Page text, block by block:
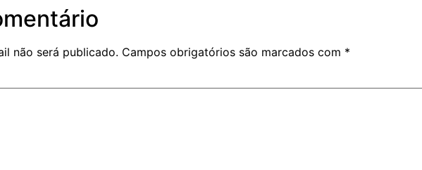
não será publicado. Campos obrigatórios são marcados com *